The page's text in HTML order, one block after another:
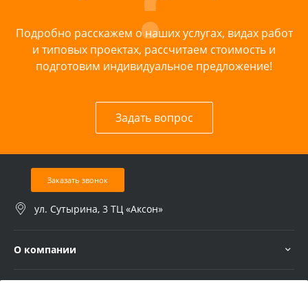
Подробно расскажем о наших услугах, видах работ
и типовых проектах, рассчитаем стоимость и
подготовим индивидуальное предложение!
Задать вопрос
Заказать звонок
ул. Сутырина, 3 ТЦ «Аксон»
О компании